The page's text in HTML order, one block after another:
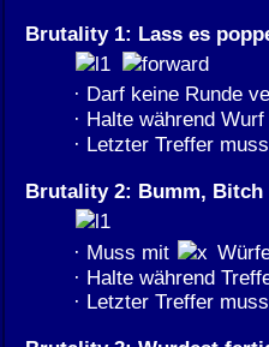
Brutality 1: Lass es
· Darf keine Runde
· Halte während Wurf
· Letzter Treffer
Brutality 2: Bumm, Bitch
· Muss mit
· Halte während
· Letzter Treffer